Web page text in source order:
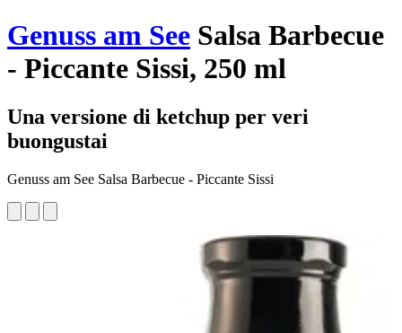
Genuss am See Salsa Barbecue
- Piccante Sissi, 250 ml
Una versione di ketchup per veri
buongustai
Genuss am See Salsa Barbecue - Piccante Sissi